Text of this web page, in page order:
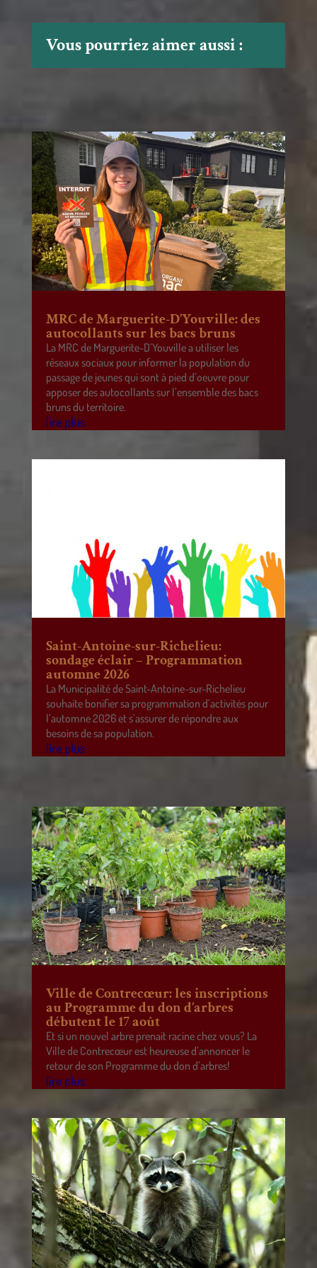
Vous pourriez aimer aussi :
MRC de Marguerite-D’Youville: des
autocollants sur les bacs bruns
La MRC de Marguerite-D’Youville a utiliser les
réseaux sociaux pour informer la population du
passage de jeunes qui sont à pied d’oeuvre pour
apposer des autocollants sur l’ensemble des bacs
bruns du territoire.
lire plus
Saint-Antoine-sur-Richelieu:
sondage éclair – Programmation
automne 2026
La Municipalité de Saint-Antoine-sur-Richelieu
souhaite bonifier sa programmation d’activités pour
l’automne 2026 et s’assurer de répondre aux
besoins de sa population.
lire plus
Ville de Contrecœur: les inscriptions
au Programme du don d’arbres
débutent le 17 août
Et si un nouvel arbre prenait racine chez vous? La
Ville de Contrecœur est heureuse d’annoncer le
retour de son Programme du don d’arbres!
lire plus